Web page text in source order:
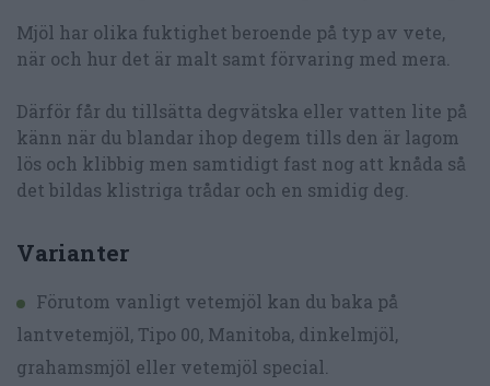
Mjöl har olika fuktighet beroende på typ av vete,
när och hur det är malt samt förvaring med mera.
Därför får du tillsätta degvätska eller vatten lite på
känn när du blandar ihop degem tills den är lagom
lös och klibbig men samtidigt fast nog att knåda så
det bildas klistriga trådar och en smidig deg.
Varianter
Förutom vanligt vetemjöl kan du baka på
lantvetemjöl, Tipo 00, Manitoba, dinkelmjöl,
grahamsmjöl eller vetemjöl special.